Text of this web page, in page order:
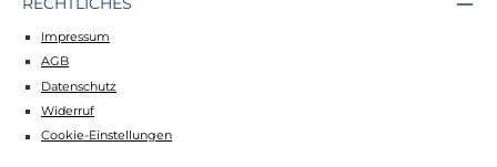
Impressum
AGB
Datenschutz
Widerruf
Cookie-Einstellungen